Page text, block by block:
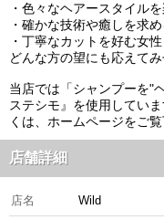
・色々なヘアースタイル
・確かな技術や癒しを求
・丁寧なカットを好む女性
どんな方の望にも応えてみ
当店では「シャンプーを"
ステシモ』を使用してい
くは、ホームページをご覧
店舗詳細
店名 Wild